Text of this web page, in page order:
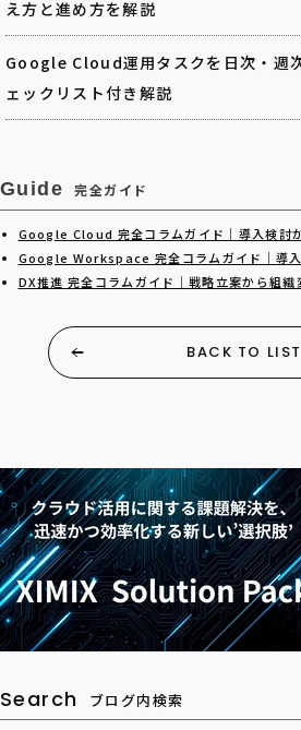
え方と進め方を解説
Google Cloud運用タスクを日次・週
ェックリスト付き解説
Guide 完全ガイド
Google Cloud 完全コラムガイド｜導入検討
Google Workspace 完全コラムガイド｜導入
DX推進 完全コラムガイド｜戦略立案から組織
BACK TO LIST
Search ブログ内検索